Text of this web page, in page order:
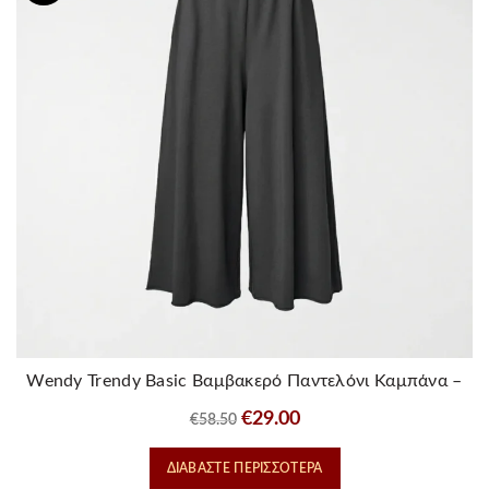
Wendy Trendy Basic Βαμβακερό Παντελόνι Καμπάνα –
€58.50 Original
price
was:
€29.00Η
τρέχουσα
τιμή
ΔΙΑΒΆΣΤΕ ΠΕΡΙΣΣΌΤΕΡΑ